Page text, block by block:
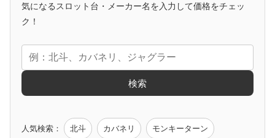
アニメタイアップ
エヴァ コードギアス 化物語 炎炎ノ消防隊
気になるスロット台・メーカー名を入力して価格をチェッ
ク！
検索
人気検索： 北斗 カバネリ モンキーターン